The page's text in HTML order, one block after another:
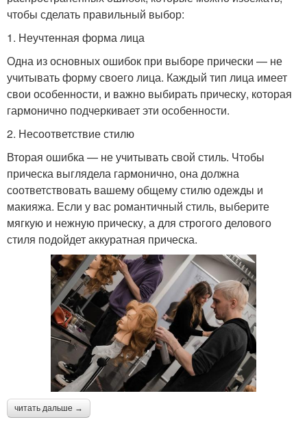
чтобы сделать правильный выбор:
1. Неучтенная форма лица
Одна из основных ошибок при выборе прически — не
учитывать форму своего лица. Каждый тип лица имеет
свои особенности, и важно выбирать прическу, которая
гармонично подчеркивает эти особенности.
2. Несоответствие стилю
Вторая ошибка — не учитывать свой стиль. Чтобы
прическа выглядела гармонично, она должна
соответствовать вашему общему стилю одежды и
макияжа. Если у вас романтичный стиль, выберите
мягкую и нежную прическу, а для строгого делового
стиля подойдет аккуратная прическа.
читать дальше →